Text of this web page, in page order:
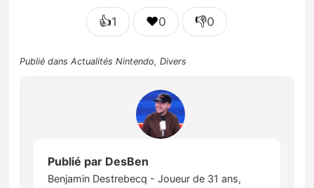
👍1 ❤️0 👎0
Publié dansActualités Nintendo,Divers
Publié par DesBen
Benjamin Destrebecq - Joueur de 31 ans,